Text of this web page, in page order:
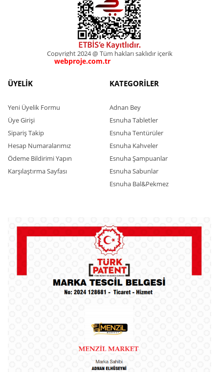
Copyright 2024 @ Tüm hakları saklıdır içerik
webproje.com.trwebproje.com.tr
ÜYELİK
Yeni Üyelik Formu
Üye Girişi
Sipariş Takip
Hesap Numaralarımız
Ödeme Bildirimi Yapın
Karşılaştırma Sayfası
KATEGORİLER
Adnan Bey
Esnuha Tabletler
Esnuha Tentürüler
Esnuha Kahveler
Esnuha Şampuanlar
Esnuha Sabunlar
Esnuha Bal&Pekmez